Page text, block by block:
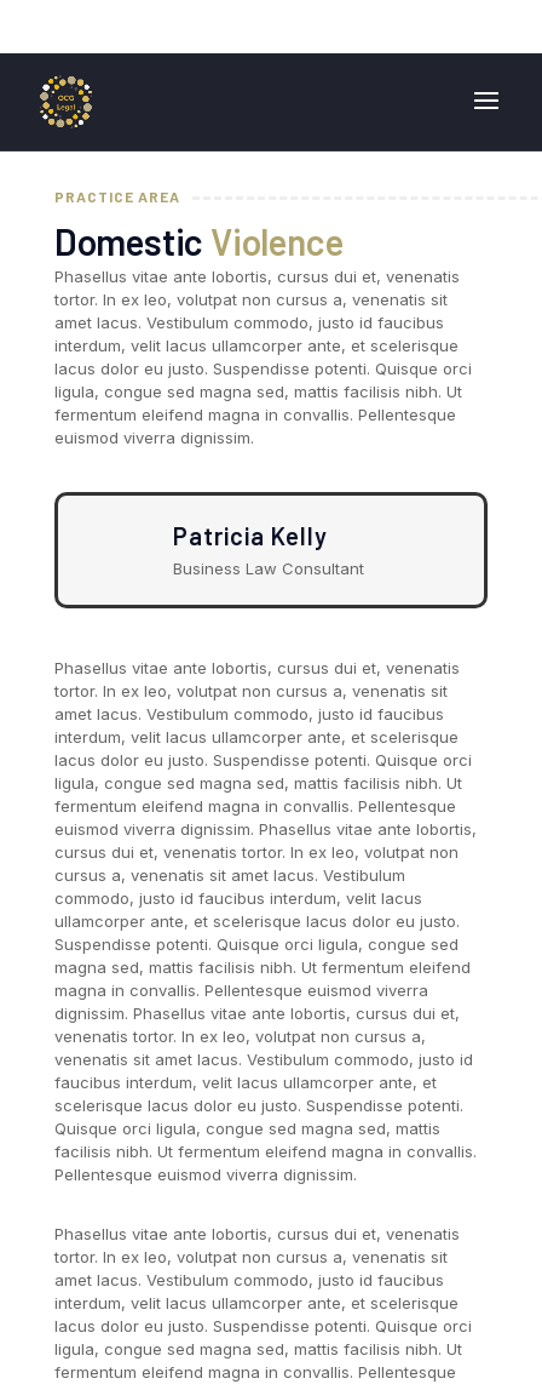
PRACTICE AREA
Domestic Violence
Phasellus vitae ante lobortis, cursus dui et, venenatis
tortor. In ex leo, volutpat non cursus a, venenatis sit
amet lacus. Vestibulum commodo, justo id faucibus
interdum, velit lacus ullamcorper ante, et scelerisque
lacus dolor eu justo. Suspendisse potenti. Quisque orci
ligula, congue sed magna sed, mattis facilisis nibh. Ut
fermentum eleifend magna in convallis. Pellentesque
euismod viverra dignissim.
Patricia Kelly
Business Law Consultant
Phasellus vitae ante lobortis, cursus dui et, venenatis
tortor. In ex leo, volutpat non cursus a, venenatis sit
amet lacus. Vestibulum commodo, justo id faucibus
interdum, velit lacus ullamcorper ante, et scelerisque
lacus dolor eu justo. Suspendisse potenti. Quisque orci
ligula, congue sed magna sed, mattis facilisis nibh. Ut
fermentum eleifend magna in convallis. Pellentesque
euismod viverra dignissim. Phasellus vitae ante lobortis,
cursus dui et, venenatis tortor. In ex leo, volutpat non
cursus a, venenatis sit amet lacus. Vestibulum
commodo, justo id faucibus interdum, velit lacus
ullamcorper ante, et scelerisque lacus dolor eu justo.
Suspendisse potenti. Quisque orci ligula, congue sed
magna sed, mattis facilisis nibh. Ut fermentum eleifend
magna in convallis. Pellentesque euismod viverra
dignissim. Phasellus vitae ante lobortis, cursus dui et,
venenatis tortor. In ex leo, volutpat non cursus a,
venenatis sit amet lacus. Vestibulum commodo, justo id
faucibus interdum, velit lacus ullamcorper ante, et
scelerisque lacus dolor eu justo. Suspendisse potenti.
Quisque orci ligula, congue sed magna sed, mattis
facilisis nibh. Ut fermentum eleifend magna in convallis.
Pellentesque euismod viverra dignissim.
Phasellus vitae ante lobortis, cursus dui et, venenatis
tortor. In ex leo, volutpat non cursus a, venenatis sit
amet lacus. Vestibulum commodo, justo id faucibus
interdum, velit lacus ullamcorper ante, et scelerisque
lacus dolor eu justo. Suspendisse potenti. Quisque orci
ligula, congue sed magna sed, mattis facilisis nibh. Ut
fermentum eleifend magna in convallis. Pellentesque